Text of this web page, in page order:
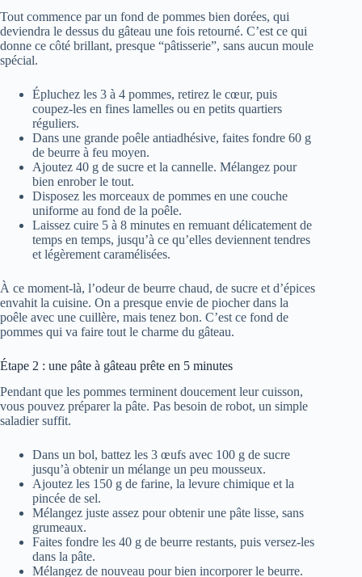
Tout commence par un fond de pommes bien dorées, qui
deviendra le dessus du gâteau une fois retourné. C’est ce qui
donne ce côté brillant, presque “pâtisserie”, sans aucun moule
spécial.
Épluchez les 3 à 4 pommes, retirez le cœur, puis
coupez-les en fines lamelles ou en petits quartiers
réguliers.
Dans une grande poêle antiadhésive, faites fondre 60 g
de beurre à feu moyen.
Ajoutez 40 g de sucre et la cannelle. Mélangez pour
bien enrober le tout.
Disposez les morceaux de pommes en une couche
uniforme au fond de la poêle.
Laissez cuire 5 à 8 minutes en remuant délicatement de
temps en temps, jusqu’à ce qu’elles deviennent tendres
et légèrement caramélisées.
À ce moment-là, l’odeur de beurre chaud, de sucre et d’épices
envahit la cuisine. On a presque envie de piocher dans la
poêle avec une cuillère, mais tenez bon. C’est ce fond de
pommes qui va faire tout le charme du gâteau.
Étape 2 : une pâte à gâteau prête en 5 minutes
Pendant que les pommes terminent doucement leur cuisson,
vous pouvez préparer la pâte. Pas besoin de robot, un simple
saladier suffit.
Dans un bol, battez les 3 œufs avec 100 g de sucre
jusqu’à obtenir un mélange un peu mousseux.
Ajoutez les 150 g de farine, la levure chimique et la
pincée de sel.
Mélangez juste assez pour obtenir une pâte lisse, sans
grumeaux.
Faites fondre les 40 g de beurre restants, puis versez-les
dans la pâte.
Mélangez de nouveau pour bien incorporer le beurre.